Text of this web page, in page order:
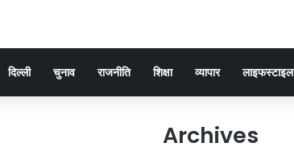
दिल्ली चुनाव राजनीति शिक्षा व्यापार लाइफस्टाइल
Archives